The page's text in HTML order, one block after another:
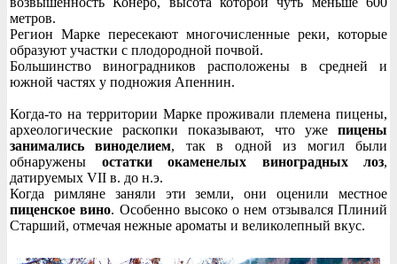
метров.
Регион Марке пересекают многочисленные реки, которые
образуют участки с плодородной почвой.
Большинство виноградников расположены в средней и
южной частях у подножия Апеннин.
Когда-то на территории Марке проживали племена пицены,
археологические раскопки показывают, что уже пицены
занимались виноделием, так в одной из могил были
обнаружены остатки окаменелых виноградных лоз,
датируемых VII в. до н.э.
Когда римляне заняли эти земли, они оценили местное
пиценское вино. Особенно высоко о нем отзывался Плиний
Старший, отмечая нежные ароматы и великолепный вкус.